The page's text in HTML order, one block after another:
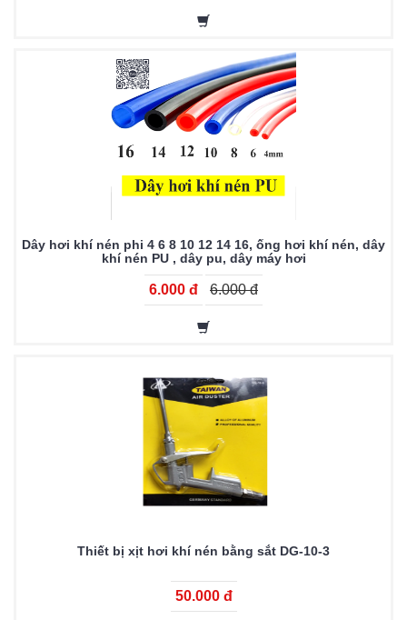
Dây hơi khí nén phi 4 6 8 10 12 14 16, ống hơi khí nén, dây
khí nén PU , dây pu, dây máy hơi
6.000 đ 6.000 đ
Thiết bị xịt hơi khí nén bằng sắt DG-10-3
50.000 đ